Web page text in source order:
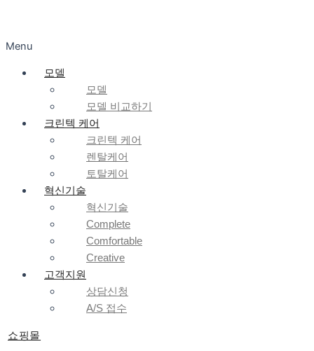
Menu
모델
모델
모델 비교하기
크린텍 케어
크린텍 케어
렌탈케어
토탈케어
혁신기술
혁신기술
Complete
Comfortable
Creative
고객지원
상담신청
A/S 접수
쇼핑몰